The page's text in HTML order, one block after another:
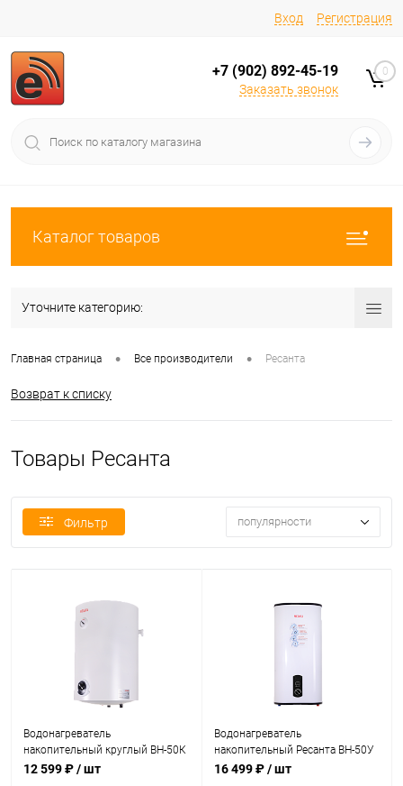
Вход Регистрация
+7 (902) 892-45-19
Заказать звонок
0
Каталог товаров
Уточните категорию:
Главная страница • Все производители • Ресанта
Возврат к списку
Товары Ресанта
Фильтр популярности
Водонагреватель
накопительный круглый ВН-50К
Ресанта (74/5/22)
12 599 ₽/ шт
Водонагреватель
накопительный Ресанта ВН-50У
(74/5/21)
16 499 ₽/ шт